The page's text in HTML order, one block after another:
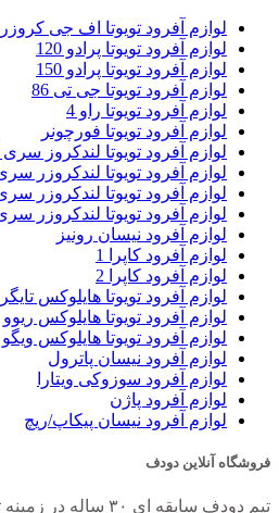
لوازم آفرود تویوتا اف جی کروزر
لوازم آفرود تویوتا پرادو 120
لوازم آفرود تویوتا پرادو 150
لوازم آفرود تویوتا جی تی 86
لوازم آفرود تویوتا راو 4
لوازم آفرود تویوتا فورچونر
لوازم آفرود تویوتا لندکروز سری 80
لوازم آفرود تویوتا لندکروزر سری
لوازم آفرود تویوتا لندکروزر سری
لوازم آفرود تویوتا لندکروزر سری
لوازم آفرود نیسان رونیز
لوازم آفرود کاپرا 1
لوازم آفرود کاپرا 2
لوازم آفرود تویوتا هایلوکس تایگر
لوازم آفرود تویوتا هایلوکس ریوو
لوازم آفرود تویوتا هایلوکس ویگو
لوازم آفرود نیسان پاترول
لوازم آفرود سوزوکی ویتارا
لوازم آفرود پاژن
لوازم آفرود نیسان پیکاپ/ریچ
فروشگاه آنلاین دودف
تیم دودف سابقه ای ۳۰